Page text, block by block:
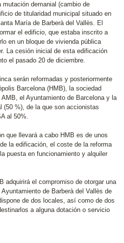
demanial (cambio de
de titularidad municipal situado en
María de Barberà del Vallès. El
el edificio, que estaba inscrito a
en un bloque de vivienda pública
La cesión inicial de esta edificación
el pasado 20 de diciembre.
serán reformadas y posteriormente
Barcelona (HMB), la sociedad
el Ayuntamiento de Barcelona y la
(50 %), de la que son accionistas
al 50%.
que llevará a cabo HMB es de unos
la edificación, el coste de la reforma
puesta en funcionamiento y alquiler
adquirirá el compromiso de otorgar una
de Barberà del Vallès de
de dos locales, así como de dos
a alguna dotación o servicio